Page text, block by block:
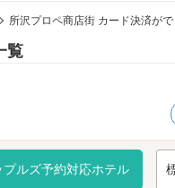
所沢プロペ商店街 カード決済が
覧
プルズ予約対応ホテル